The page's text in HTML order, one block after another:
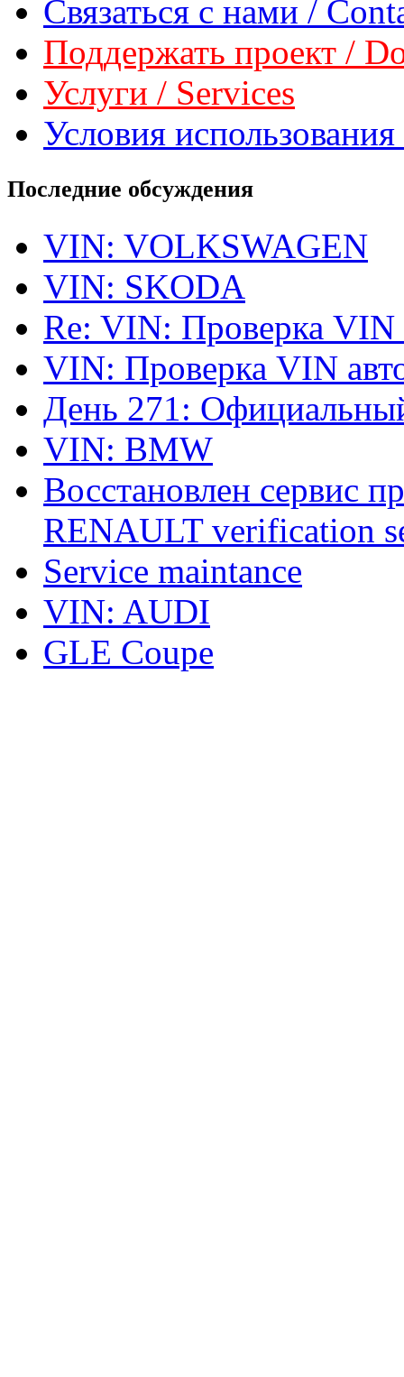
Связаться с нами /
Поддержать проект /
Услуги / Services
Условия
Последние обсуждения
VIN: VOLKSWAGEN
VIN: SKODA
Re: VIN: Проверка VIN
VIN: Проверка VIN
День 271:
VIN: BMW
Восстановлен сервис
RENAULT verification
Service maintance
VIN: AUDI
GLE Coupe